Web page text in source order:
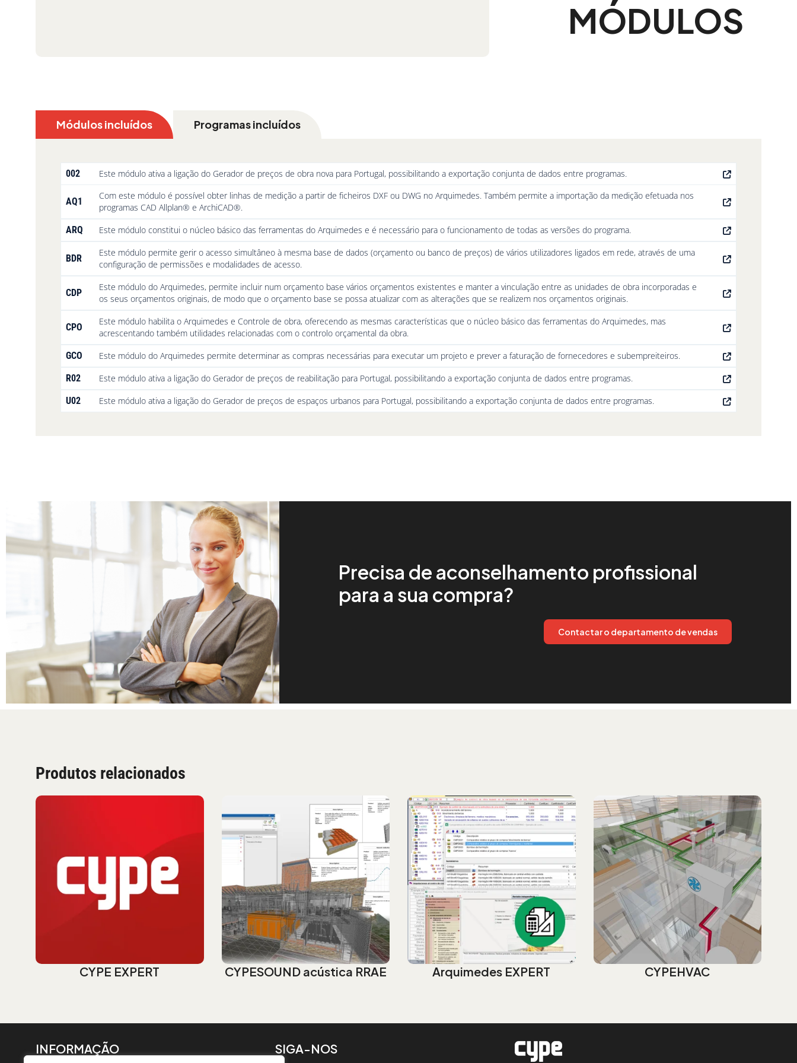
MÓDULOS
Módulos incluídos Programas incluídos
002 Este módulo ativa a ligação do Gerador de preços de obra nova para Portugal, possibilitando a exportação conjunta de dados entre programas.
AQ1
Com este módulo é possível obter linhas de medição a partir de ficheiros DXF ou DWG no Arquimedes. Também permite a importação da medição efetuada nos
programas CAD Allplan® e ArchiCAD®.
ARQ
Este módulo constitui o núcleo básico das ferramentas do Arquimedes e é necessário para o funcionamento de todas as versões do programa.
BDR
Este módulo permite gerir o acesso simultâneo à mesma base de dados (orçamento ou banco de preços) de vários utilizadores ligados em rede, através de uma
configuração de permissões e modalidades de acesso.
CDP
Este módulo do Arquimedes, permite incluir num orçamento base vários orçamentos existentes e manter a vinculação entre as unidades de obra incorporadas e
os seus orçamentos originais, de modo que o orçamento base se possa atualizar com as alterações que se realizem nos orçamentos originais.
CPO
Este módulo habilita o Arquimedes e Controle de obra, oferecendo as mesmas características que o núcleo básico das ferramentas do Arquimedes, mas
acrescentando também utilidades relacionadas com o controlo orçamental da obra.
GCO
Este módulo do Arquimedes permite determinar as compras necessárias para executar um projeto e prever a faturação de fornecedores e subempreiteiros.
R02
Este módulo ativa a ligação do Gerador de preços de reabilitação para Portugal, possibilitando a exportação conjunta de dados entre programas.
U02
Este módulo ativa a ligação do Gerador de preços de espaços urbanos para Portugal, possibilitando a exportação conjunta de dados entre programas.
Precisa de aconselhamento profissional
para a sua compra?
Contactar o departamento de vendas
Produtos relacionados
CYPE EXPERT CYPESOUND acústica RRAE Arquimedes EXPERT CYPEHVAC
INFORMAÇÃO SIGA-NOS